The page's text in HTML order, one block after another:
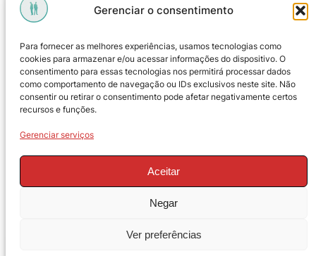
Gerenciar o consentimento
Para fornecer as melhores experiências, usamos tecnologias como
cookies para armazenar e/ou acessar informações do dispositivo. O
consentimento para essas tecnologias nos permitirá processar dados
como comportamento de navegação ou IDs exclusivos neste site. Não
consentir ou retirar o consentimento pode afetar negativamente certos
recursos e funções.
Gerenciar serviços
Aceitar
Negar
Ver preferências
Política de Privacidade
Política de Troca e Devoluções
Política de Reembolso
18.269.230/0001-16. Todos os direitos